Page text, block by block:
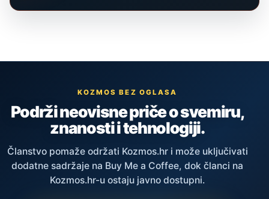
KOZMOS BEZ OGLASA
Podrži neovisne priče o svemiru,
znanosti i tehnologiji.
Članstvo pomaže održati Kozmos.hr i može uključivati
dodatne sadržaje na Buy Me a Coffee, dok članci na
Kozmos.hr-u ostaju javno dostupni.